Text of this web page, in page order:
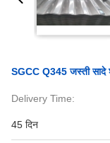
SGCC Q345 जस्ती सादे
Delivery Time:
45 दिन